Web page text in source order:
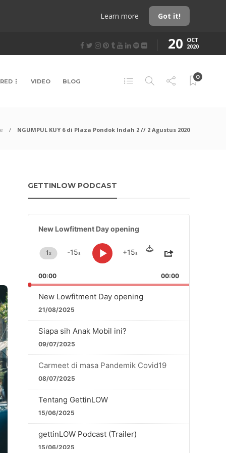
Learn more Got it!
20 OCT
2020
VIDEO BLOG
0
NGUMPUL KUY 6 di Plaza Pondok Indah 2 // 2 Agustus 2020
GETTINLOW PODCAST
Player
New Lowfitment Day opening
Change
Rate
1x
Skip
Backward
-15s
Play
Jump
+15s
Download
Share
Episode
00:00 00:00
New Lowfitment Day opening
21/08/2025
Siapa sih Anak Mobil ini?
09/07/2025
Carmeet di masa Pandemik Covid19
08/07/2025
Tentang GettinLOW
15/06/2025
gettinLOW Podcast (Trailer)
15/06/2025